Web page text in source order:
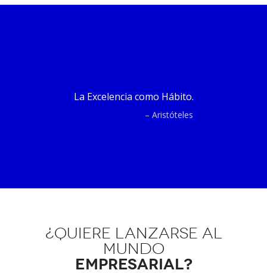
La Excelencia como Hábito.
– Aristóteles
¿QUIERE LANZARSE AL
MUNDO
EMPRESARIAL?